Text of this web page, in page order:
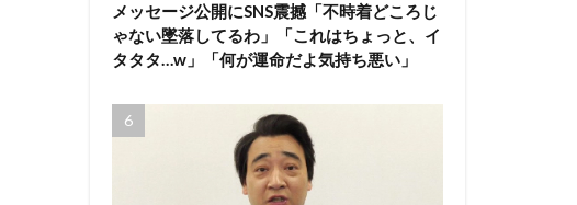
メッセージ公開にSNS震撼「不時着どころじ
ゃない墜落してるわ」「これはちょっと、イ
タタタ…w」「何が運命だよ気持ち悪い」